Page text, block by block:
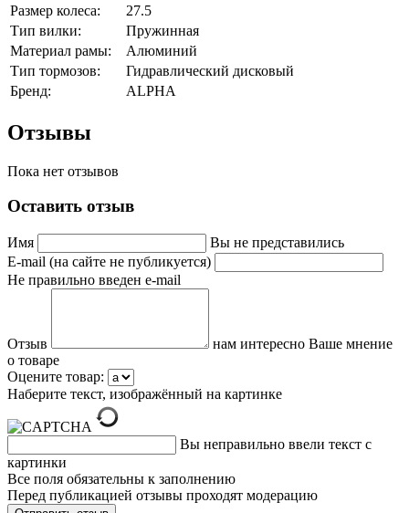
Размер колеса:
27.5
Тип вилки:
Пружинная
Материал рамы:
Алюминий
Тип тормозов:
Гидравлический дисковый
Бренд:
ALPHA
Отзывы
Пока нет отзывов
Оставить отзыв
Имя
Вы не представились
E-mail (на сайте не публикуется)
Не правильно введен e-mail
Отзыв
нам интересно Ваше мнение
о товаре
Оцените товар:
Наберите текст, изображённый на картинке
Вы неправильно ввели текст с
картинки
Все поля обязательны к заполнению
Перед публикацией отзывы проходят модерацию